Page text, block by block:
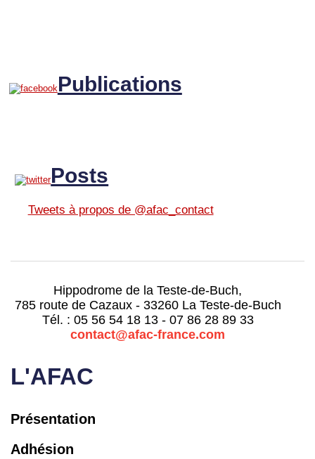
Publications
Posts
Tweets à propos de @afac_contact
L'AFAC
Présentation
Adhésion
Hippodrome de la Teste-de-Buch,
785 route de Cazaux - 33260 La Teste-de-Buch
Tél. : 05 56 54 18 13 - 07 86 28 89 33
contact@afac-france.com